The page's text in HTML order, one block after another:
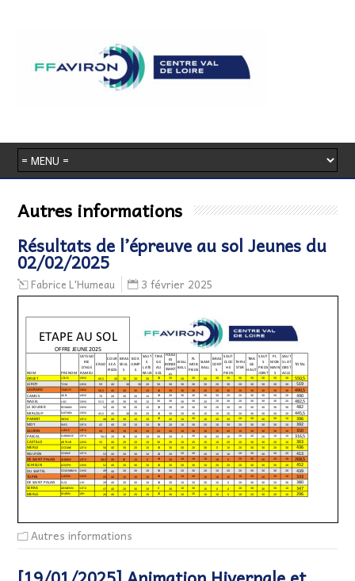
Autres informations
Résultats de l’épreuve au sol Jeunes du
02/02/2025
Fabrice L'Humeau 3 février 2025
Autres informations